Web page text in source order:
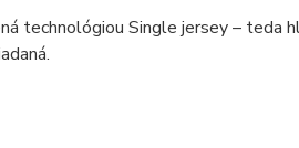
technológiou Single jersey – teda